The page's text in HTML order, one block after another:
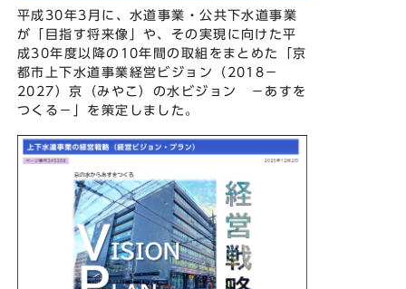
平成30年3月に、水道事業・公共下水道事業
が「目指す将来像」や、その実現に向けた平
成30年度以降の10年間の取組をまとめた「京
都市上下水道事業経営ビジョン（2018－
2027）京（みやこ）の水ビジョン －あすを
つくる－」を策定しました。